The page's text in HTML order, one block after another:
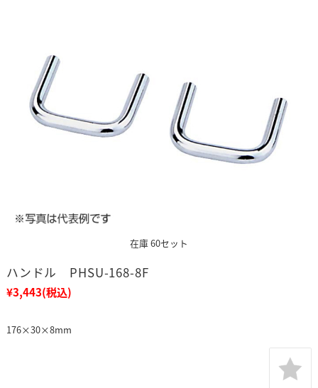
在庫 60セット
ハンドル PHSU-168-8F
¥3,443(税込)
176×30×8mm